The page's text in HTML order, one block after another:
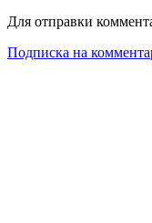
Для отправки
Подписка на